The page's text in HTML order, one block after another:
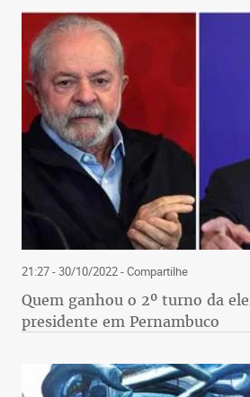
21:27 - 30/10/2022- Compartilhe
Quem ganhou o 2º turno da
presidente em Pernambuco